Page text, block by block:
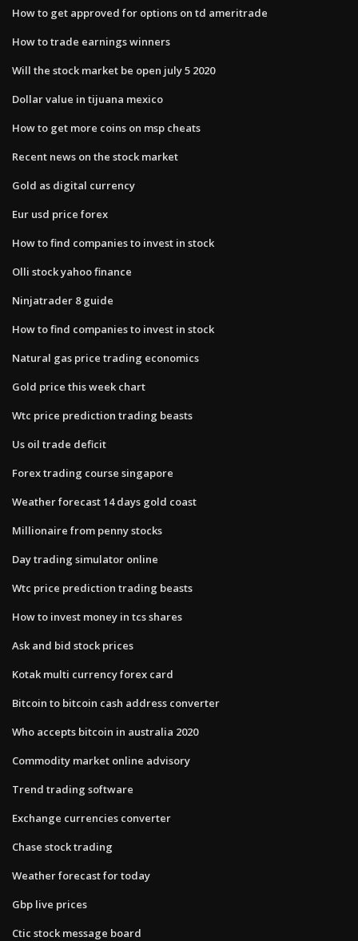
How to get approved for options on td ameritrade
How to trade earnings winners
Will the stock market be open july 5 2020
Dollar value in tijuana mexico
How to get more coins on msp cheats
Recent news on the stock market
Gold as digital currency
Eur usd price forex
How to find companies to invest in stock
Olli stock yahoo finance
Ninjatrader 8 guide
How to find companies to invest in stock
Natural gas price trading economics
Gold price this week chart
Wtc price prediction trading beasts
Us oil trade deficit
Forex trading course singapore
Weather forecast 14 days gold coast
Millionaire from penny stocks
Day trading simulator online
Wtc price prediction trading beasts
How to invest money in tcs shares
Ask and bid stock prices
Kotak multi currency forex card
Bitcoin to bitcoin cash address converter
Who accepts bitcoin in australia 2020
Commodity market online advisory
Trend trading software
Exchange currencies converter
Chase stock trading
Weather forecast for today
Gbp live prices
Ctic stock message board